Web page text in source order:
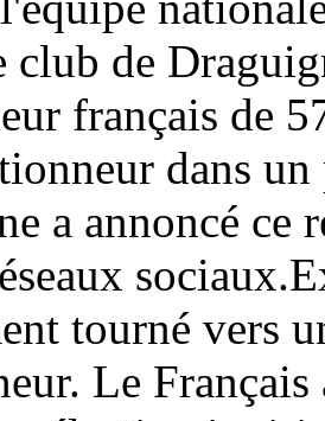
club de
français de
dans
a annoncé ce
tourné vers
Le